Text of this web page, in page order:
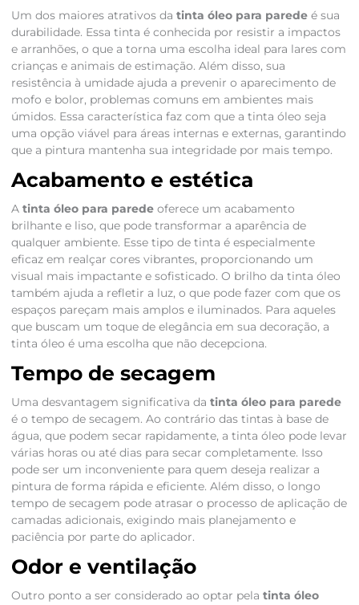
Um dos maiores atrativos da tinta óleo para paredeé sua
durabilidade. Essa tinta é conhecida por resistir a impactos
e arranhões, o que a torna uma escolha ideal para lares com
crianças e animais de estimação. Além disso, sua
resistência à umidade ajuda a prevenir o aparecimento de
mofo e bolor, problemas comuns em ambientes mais
úmidos. Essa característica faz com que a tinta óleo seja
uma opção viável para áreas internas e externas, garantindo
que a pintura mantenha sua integridade por mais tempo.
Acabamento e estética
A tinta óleo para paredeoferece um acabamento
brilhante e liso, que pode transformar a aparência de
qualquer ambiente. Esse tipo de tinta é especialmente
eficaz em realçar cores vibrantes, proporcionando um
visual mais impactante e sofisticado. O brilho da tinta óleo
também ajuda a refletir a luz, o que pode fazer com que os
espaços pareçam mais amplos e iluminados. Para aqueles
que buscam um toque de elegância em sua decoração, a
tinta óleo é uma escolha que não decepciona.
Tempo de secagem
Uma desvantagem significativa da tinta óleo para parede
é o tempo de secagem. Ao contrário das tintas à base de
água, que podem secar rapidamente, a tinta óleo pode levar
várias horas ou até dias para secar completamente. Isso
pode ser um inconveniente para quem deseja realizar a
pintura de forma rápida e eficiente. Além disso, o longo
tempo de secagem pode atrasar o processo de aplicação de
camadas adicionais, exigindo mais planejamento e
paciência por parte do aplicador.
Odor e ventilação
Outro ponto a ser considerado ao optar pela tinta óleo